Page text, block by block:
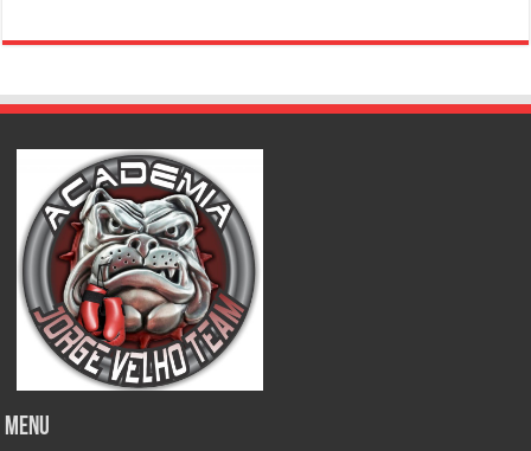
MENU